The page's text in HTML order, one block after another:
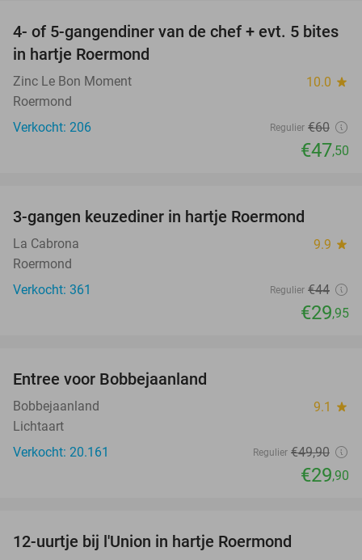
21%
4- of 5-gangendiner van de chef + evt. 5 bites
in hartje Roermond
Zinc Le Bon Moment 10.0 star
Roermond
Verkocht: 206
Regulier €60
€47,50
3-gangen keuzediner in hartje Roermond
La Cabrona 9.9 star
Roermond
Verkocht: 361
Regulier €44
€29,95
Entree voor Bobbejaanland
Bobbejaanland 9.1 star
Lichtaart
Verkocht: 20.161
Regulier €49,90
€29,90
12-uurtje bij l'Union in hartje Roermond